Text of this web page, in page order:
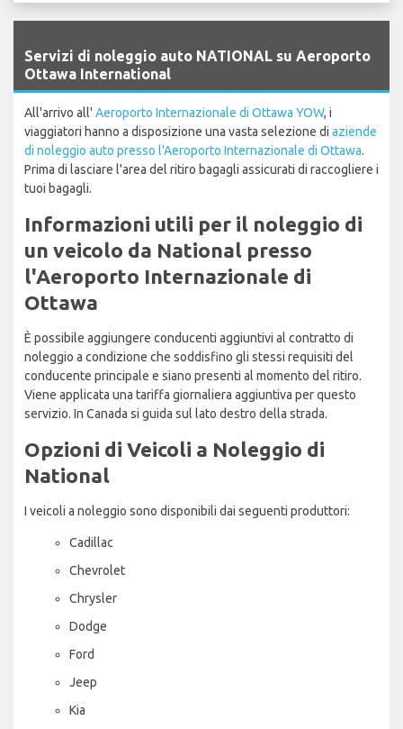
Servizi di noleggio auto NATIONAL su Aeroporto
Ottawa International
All'arrivo all' Aeroporto Internazionale di Ottawa YOW, i
viaggiatori hanno a disposizione una vasta selezione di aziende
di noleggio auto presso l'Aeroporto Internazionale di Ottawa.
Prima di lasciare l'area del ritiro bagagli assicurati di raccogliere i
tuoi bagagli.
Informazioni utili per il noleggio di
un veicolo da National presso
l'Aeroporto Internazionale di
Ottawa
È possibile aggiungere conducenti aggiuntivi al contratto di
noleggio a condizione che soddisfino gli stessi requisiti del
conducente principale e siano presenti al momento del ritiro.
Viene applicata una tariffa giornaliera aggiuntiva per questo
servizio. In Canada si guida sul lato destro della strada.
Opzioni di Veicoli a Noleggio di
National
I veicoli a noleggio sono disponibili dai seguenti produttori:
Cadillac
Chevrolet
Chrysler
Dodge
Ford
Jeep
Kia